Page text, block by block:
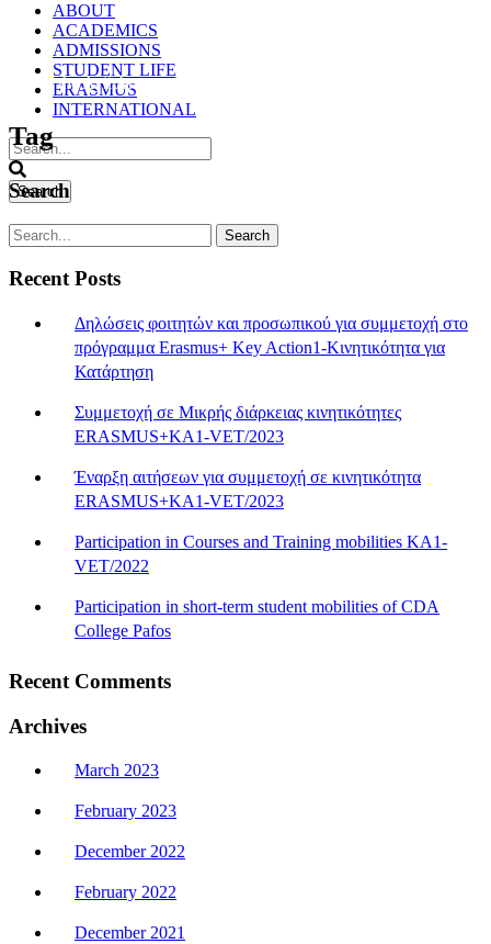
ABOUT
ACADEMICS
ADMISSIONS
STUDENT LIFE
ERASMUS
INTERNATIONAL
Spa of the Ayii Anargyri Natural Healing Spa Resort i
Tag
Search
Recent Posts
Δηλώσεις φοιτητών και προσωπικού για συμμετοχή στο
πρόγραμμα Erasmus+ Key Action1-Κινητικότητα για
Κατάρτηση
Συμμετοχή σε Μικρής διάρκειας κινητικότητες
ERASMUS+KA1-VET/2023
Έναρξη αιτήσεων για συμμετοχή σε κινητικότητα
ERASMUS+KA1-VET/2023
Participation in Courses and Training mobilities KA1-
VET/2022
Participation in short-term student mobilities of CDA
College Pafos
Recent Comments
Archives
March 2023
February 2023
December 2022
February 2022
December 2021